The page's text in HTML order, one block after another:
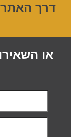
דרך האתר
או